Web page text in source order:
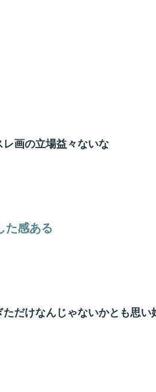
画の立場益々ないな
た感ある
だけなんじゃないかとも思い